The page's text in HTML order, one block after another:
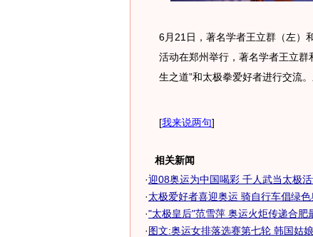
6月21日，著名学者王立群（左）
活动在郑州举行，著名学者王立
生之道”和太极拳爱好者进行交流
[我来说两句]
相关新闻
·迎08奥运为中国喝彩 千人武当太极活
·太极爱好者喜迎奥运 骑自行车倡绿
·"太极皇后"范雪萍 奥运火炬传递合肥
·图文:奥运女排落选赛第七轮 韩国姑